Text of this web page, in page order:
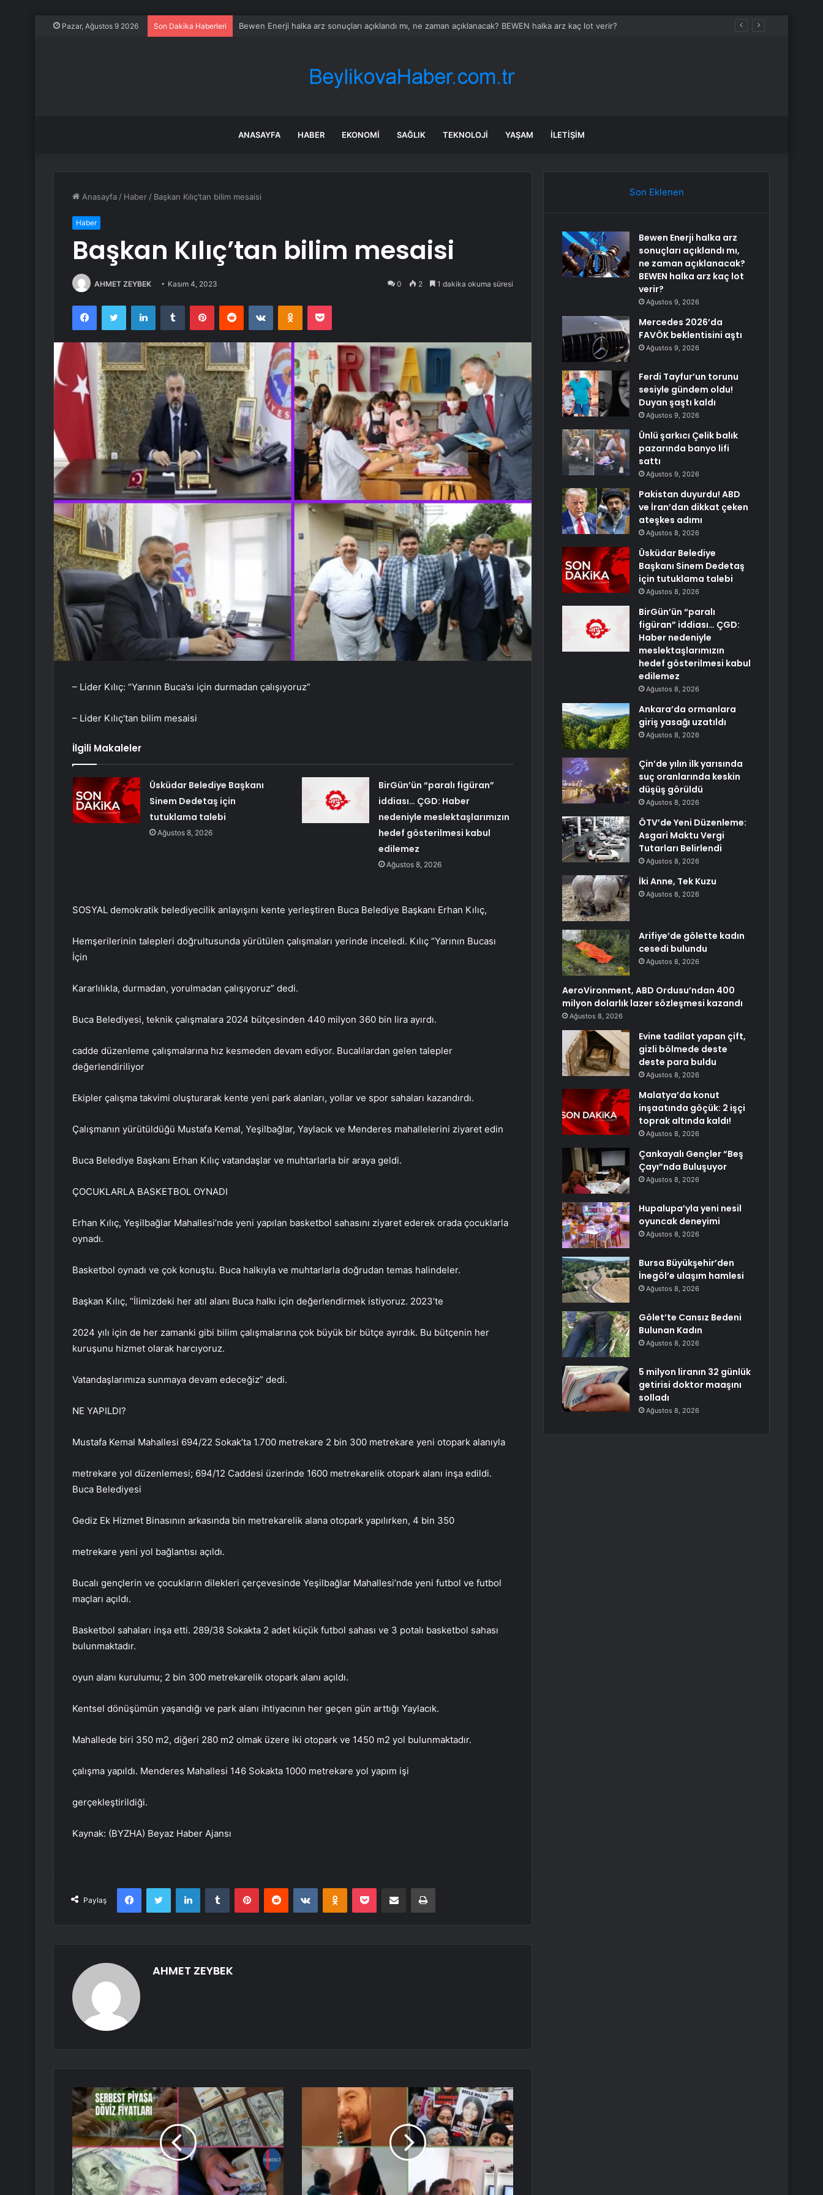
Pazar, Ağustos 9 2026 Son Dakika Haberleri Mercedes 2026’da FAVÖK beklentisini aştı
ANASAYFA HABER EKONOMI SAĞLIK TEKNOLOJI YAŞAM İLETIŞIM
Anasayfa / Haber / Başkan Kılıç’tan bilim mesaisi
Haber
Başkan Kılıç’tan bilim mesaisi
AHMET ZEYBEK Kasım 4, 2023 0 2 1 dakika okuma süresi
FacebookTwitter LinkedInTumblr PinterestReddit VKontakteOdnoklassniki
Pocket
– Lider Kılıç: “Yarının Buca’sı için durmadan çalışıyoruz”
– Lider Kılıç’tan bilim mesaisi
İlgili Makaleler
Üsküdar Belediye Başkanı
Sinem Dedetaş için
tutuklama talebi
Ağustos 8, 2026
BirGün’ün “paralı figüran”
iddiası… ÇGD: Haber
nedeniyle meslektaşlarımızın
hedef gösterilmesi kabul
edilemez
Ağustos 8, 2026
SOSYAL demokratik belediyecilik anlayışını kente yerleştiren Buca Belediye Başkanı Erhan Kılıç,
Hemşerilerinin talepleri doğrultusunda yürütülen çalışmaları yerinde inceledi. Kılıç “Yarının Bucası
İçin
Kararlılıkla, durmadan, yorulmadan çalışıyoruz” dedi.
Buca Belediyesi, teknik çalışmalara 2024 bütçesinden 440 milyon 360 bin lira ayırdı.
cadde düzenleme çalışmalarına hız kesmeden devam ediyor. Bucalılardan gelen talepler
değerlendiriliyor
Ekipler çalışma takvimi oluşturarak kente yeni park alanları, yollar ve spor sahaları kazandırdı.
Çalışmanın yürütüldüğü Mustafa Kemal, Yeşilbağlar, Yaylacık ve Menderes mahallelerini ziyaret edin
Buca Belediye Başkanı Erhan Kılıç vatandaşlar ve muhtarlarla bir araya geldi.
ÇOCUKLARLA BASKETBOL OYNADI
Erhan Kılıç, Yeşilbağlar Mahallesi’nde yeni yapılan basketbol sahasını ziyaret ederek orada çocuklarla
oynadı.
Basketbol oynadı ve çok konuştu. Buca halkıyla ve muhtarlarla doğrudan temas halindeler.
Başkan Kılıç, “İlimizdeki her atıl alanı Buca halkı için değerlendirmek istiyoruz. 2023’te
2024 yılı için de her zamanki gibi bilim çalışmalarına çok büyük bir bütçe ayırdık. Bu bütçenin her
kuruşunu hizmet olarak harcıyoruz.
Vatandaşlarımıza sunmaya devam edeceğiz” dedi.
NE YAPILDI?
Mustafa Kemal Mahallesi 694/22 Sokak’ta 1.700 metrekare 2 bin 300 metrekare yeni otopark alanıyla
metrekare yol düzenlemesi; 694/12 Caddesi üzerinde 1600 metrekarelik otopark alanı inşa edildi.
Buca Belediyesi
Gediz Ek Hizmet Binasının arkasında bin metrekarelik alana otopark yapılırken, 4 bin 350
metrekare yeni yol bağlantısı açıldı.
Bucalı gençlerin ve çocukların dilekleri çerçevesinde Yeşilbağlar Mahallesi’nde yeni futbol ve futbol
maçları açıldı.
Basketbol sahaları inşa etti. 289/38 Sokakta 2 adet küçük futbol sahası ve 3 potalı basketbol sahası
bulunmaktadır.
oyun alanı kurulumu; 2 bin 300 metrekarelik otopark alanı açıldı.
Kentsel dönüşümün yaşandığı ve park alanı ihtiyacının her geçen gün arttığı Yaylacık.
Mahallede biri 350 m2, diğeri 280 m2 olmak üzere iki otopark ve 1450 m2 yol bulunmaktadır.
çalışma yapıldı. Menderes Mahallesi 146 Sokakta 1000 metrekare yol yapım işi
gerçekleştirildiği.
Kaynak: (BYZHA) Beyaz Haber Ajansı
Paylaş
FacebookTwitter LinkedInTumblr PinterestReddit VKontakteOdnoklassniki
Pocket E-Posta ile paylaş Yazdır
AHMET ZEYBEK
Son Eklenen
Bewen Enerji halka arz
sonuçları açıklandı mı,
ne zaman açıklanacak?
BEWEN halka arz kaç lot
verir?
Ağustos 9, 2026
Mercedes 2026’da
FAVÖK beklentisini aştı
Ağustos 9, 2026
Ferdi Tayfur’un torunu
sesiyle gündem oldu!
Duyan şaştı kaldı
Ağustos 9, 2026
Ünlü şarkıcı Çelik balık
pazarında banyo lifi
sattı
Ağustos 9, 2026
Pakistan duyurdu! ABD
ve İran’dan dikkat çeken
ateşkes adımı
Ağustos 8, 2026
Üsküdar Belediye
Başkanı Sinem Dedetaş
için tutuklama talebi
Ağustos 8, 2026
BirGün’ün “paralı
figüran” iddiası… ÇGD:
Haber nedeniyle
meslektaşlarımızın
hedef gösterilmesi kabul
edilemez
Ağustos 8, 2026
Ankara’da ormanlara
giriş yasağı uzatıldı
Ağustos 8, 2026
Çin’de yılın ilk yarısında
suç oranlarında keskin
düşüş görüldü
Ağustos 8, 2026
ÖTV’de Yeni Düzenleme:
Asgari Maktu Vergi
Tutarları Belirlendi
Ağustos 8, 2026
İki Anne, Tek Kuzu
Ağustos 8, 2026
Arifiye’de gölette kadın
cesedi bulundu
Ağustos 8, 2026
AeroVironment, ABD Ordusu’ndan 400
milyon dolarlık lazer sözleşmesi kazandı
Ağustos 8, 2026
Evine tadilat yapan çift,
gizli bölmede deste
deste para buldu
Ağustos 8, 2026
Malatya’da konut
inşaatında göçük: 2 işçi
toprak altında kaldı!
Ağustos 8, 2026
Çankayalı Gençler “Beş
Çayı”nda Buluşuyor
Ağustos 8, 2026
Hupalupa’yla yeni nesil
oyuncak deneyimi
Ağustos 8, 2026
Bursa Büyükşehir’den
İnegöl’e ulaşım hamlesi
Ağustos 8, 2026
Gölet’te Cansız Bedeni
Bulunan Kadın
Ağustos 8, 2026
5 milyon liranın 32 günlük
getirisi doktor maaşını
solladı
Ağustos 8, 2026